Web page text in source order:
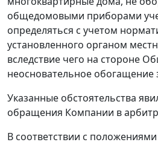
общедомовыми приборами
определяться с учетом
установленного органом
вследствие чего на стороне
неосновательное обогащение
Указанные обстоятельства
обращения Компании в
В соответствии с положениями